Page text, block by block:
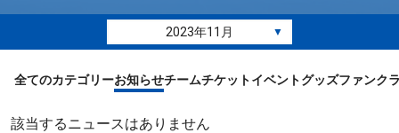
2023年11月 ▼
全てのカテゴリーお知らせチームチケットイベントグッズファンク
該当するニュースはありません